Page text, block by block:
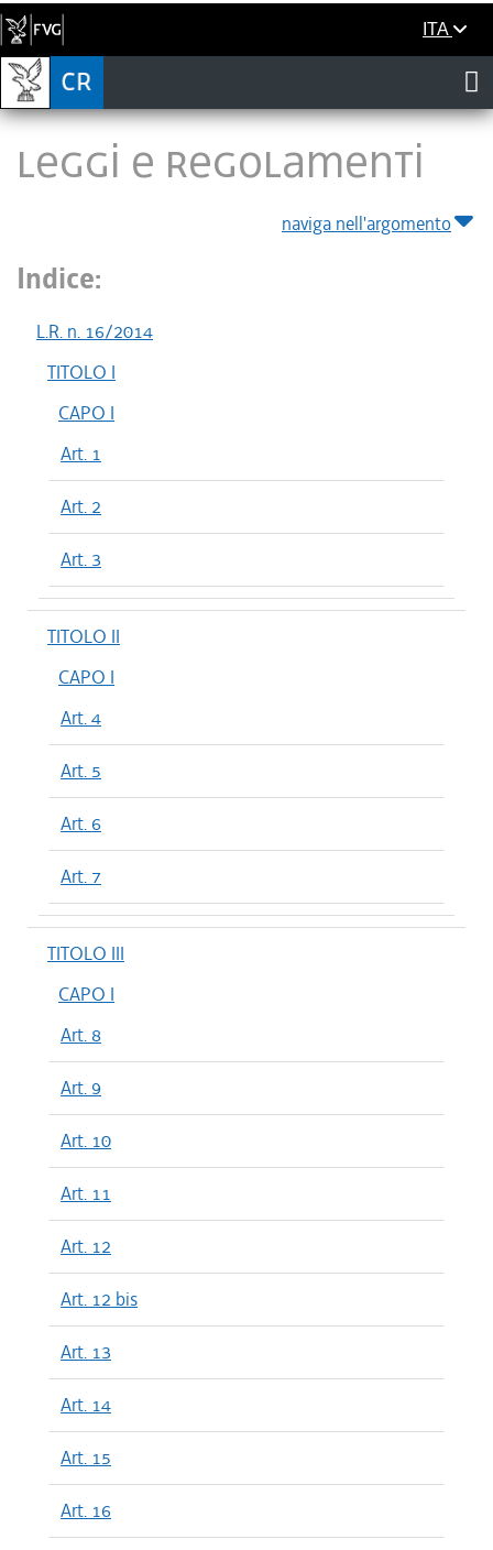
ITA
LEGGI E REGOLAMENTI
naviga nell'argomento
Indice:
L.R. n. 16/2014
TITOLO I
CAPO I
Art. 1
Art. 2
Art. 3
TITOLO II
CAPO I
Art. 4
Art. 5
Art. 6
Art. 7
TITOLO III
CAPO I
Art. 8
Art. 9
Art. 10
Art. 11
Art. 12
Art. 12 bis
Art. 13
Art. 14
Art. 15
Art. 16